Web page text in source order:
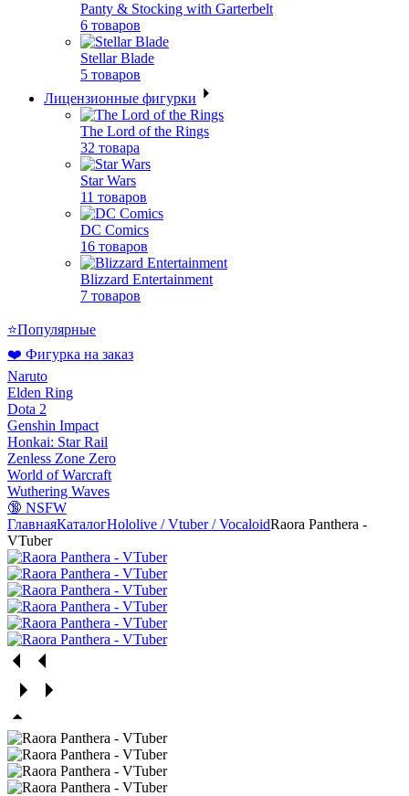
Panty & Stocking with Garterbelt
6 товаров
Stellar Blade
5 товаров
Лицензионные фигурки
The Lord of the Rings
32 товара
Star Wars
11 товаров
DC Comics
16 товаров
Blizzard Entertainment
7 товаров
⭐Популярные
❤️ Фигурка на заказ
Naruto
Elden Ring
Dota 2
Genshin Impact
Honkai: Star Rail
Zenless Zone Zero
World of Warcraft
Wuthering Waves
🔞 NSFW
ГлавнаяКаталогHololive / Vtuber / VocaloidRaora Panthera -
VTuber